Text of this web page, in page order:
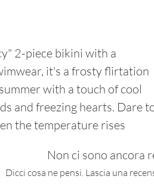
2-piece bikini with a
it's a frosty flirtation
with a touch of cool
and freezing hearts. Dare
the temperature rises
Non ci sono ancora
Dicci cosa ne pensi. Lascia una